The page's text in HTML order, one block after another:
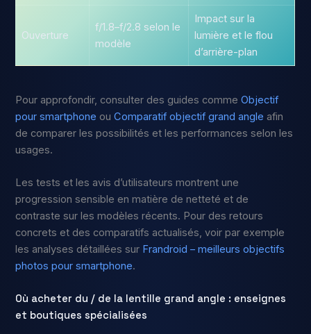
Ouverture
f/1.8–f/2.8 selon le
modèle
Impact sur la
lumière et le flou
d’arrière-plan
Pour approfondir, consulter des guides commeObjectif
pour smartphone ouComparatif objectif grand angle afin
de comparer les possibilités et les performances selon les
usages.
Les tests et les avis d’utilisateurs montrent une
progression sensible en matière de netteté et de
contraste sur les modèles récents. Pour des retours
concrets et des comparatifs actualisés, voir par exemple
les analyses détaillées sur Frandroid – meilleurs objectifs
photos pour smartphone.
Où acheter du / de la lentille grand angle : enseignes
et boutiques spécialisées